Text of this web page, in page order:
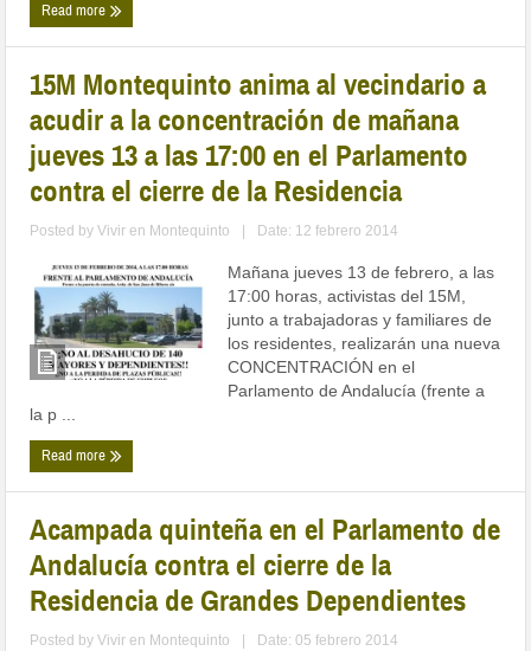
Read more
15M Montequinto anima al vecindario a
acudir a la concentración de mañana
jueves 13 a las 17:00 en el Parlamento
contra el cierre de la Residencia
Posted byVivir en Montequinto Date: 12 febrero 2014
Mañana jueves 13 de febrero, a las
17:00 horas, activistas del 15M,
junto a trabajadoras y familiares de
los residentes, realizarán una nueva
CONCENTRACIÓN en el
Parlamento de Andalucía (frente a
la p ...
Read more
Acampada quinteña en el Parlamento de
Andalucía contra el cierre de la
Residencia de Grandes Dependientes
Posted byVivir en Montequinto Date: 05 febrero 2014